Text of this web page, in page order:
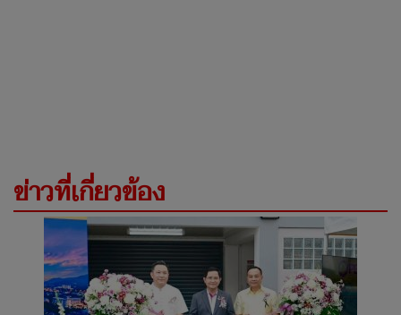
ข่าวที่เกี่ยวข้อง